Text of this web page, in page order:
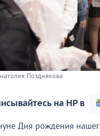
Позднякова
на НР в
Дня рождения